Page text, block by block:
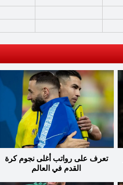
تعرف على رواتب أغلى نجوم كرة
القدم في العالم